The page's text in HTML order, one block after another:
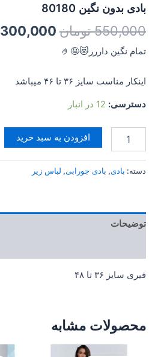
بادی بدون نگین 80180
550,000 تومان 300,000
تمام نگین داررر😻🤤🤌
اینکار مناسب سایز ۳۶ تا ۴۶ میباشد
دسترسی: 12 در انبار
افزودن به سبد خرید
دسته: بادی, بادی جورابی, لباس زیر
توضیحات
فیری سایز ۳۶ تا ۴۸
محصولات مشابه
قیمت